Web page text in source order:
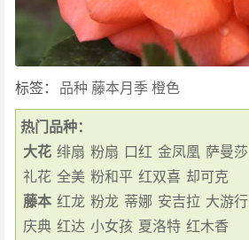
标签： 品种 藤本月季 橙色
热门品种：
大花 绯扇 粉扇 口红 金凤凰 萨曼莎
礼花 全美 粉和平 红双喜 却可克
藤本 红龙 粉龙 蒂娜 安吉拉 大游行
庆典 红达 小女孩 夏洛特 红木香